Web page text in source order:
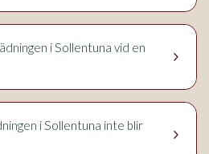
keyboard_arrow_right
i Sollentuna vid en
keyboard_arrow_right
i Sollentuna inte blir